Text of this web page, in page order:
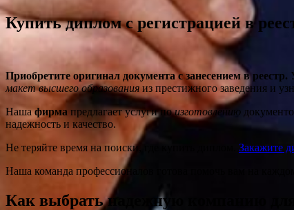
Купить диплом с регистрацией в
Приобретите оригинал документа с занесением в реестр.
макет высшего образования из престижного заведения и
Нашафирма предлагает услуги поизготовлению
надежность и качество.
Не теряйте время на поиски, где купить диплом. Закажите
Наша команда профессионалов готова помочь вам на
Как выбрать надежную компанию